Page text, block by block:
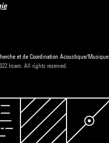
et de Coordination Acoustique/Musique
Ircam. All rights reserved.